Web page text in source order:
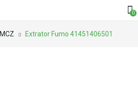
0
MCZ Extrator Fumo 41451406501